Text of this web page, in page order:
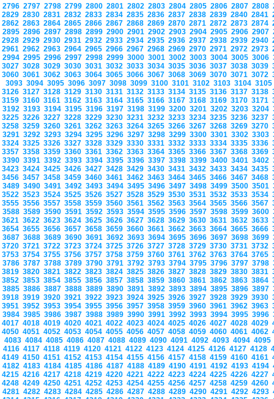
2796 2797 2798 2799 2800 2801 2802 2803 2804 2805 2806 2807 2808
2829 2830 2831 2832 2833 2834 2835 2836 2837 2838 2839 2840 2841
2862 2863 2864 2865 2866 2867 2868 2869 2870 2871 2872 2873 2874
2895 2896 2897 2898 2899 2900 2901 2902 2903 2904 2905 2906 2907
2928 2929 2930 2931 2932 2933 2934 2935 2936 2937 2938 2939 2940
2961 2962 2963 2964 2965 2966 2967 2968 2969 2970 2971 2972 2973
2994 2995 2996 2997 2998 2999 3000 3001 3002 3003 3004 3005 3006
3027 3028 3029 3030 3031 3032 3033 3034 3035 3036 3037 3038 3039
3060 3061 3062 3063 3064 3065 3066 3067 3068 3069 3070 3071 3072
3093 3094 3095 3096 3097 3098 3099 3100 3101 3102 3103 3104
3126 3127 3128 3129 3130 3131 3132 3133 3134 3135 3136 3137 3138
3159 3160 3161 3162 3163 3164 3165 3166 3167 3168 3169 3170 3171
3192 3193 3194 3195 3196 3197 3198 3199 3200 3201 3202 3203 3204
3225 3226 3227 3228 3229 3230 3231 3232 3233 3234 3235 3236 3237
3258 3259 3260 3261 3262 3263 3264 3265 3266 3267 3268 3269 3270
3291 3292 3293 3294 3295 3296 3297 3298 3299 3300 3301 3302 3303
3324 3325 3326 3327 3328 3329 3330 3331 3332 3333 3334 3335 3336
3357 3358 3359 3360 3361 3362 3363 3364 3365 3366 3367 3368 3369
3390 3391 3392 3393 3394 3395 3396 3397 3398 3399 3400 3401 3402
3423 3424 3425 3426 3427 3428 3429 3430 3431 3432 3433 3434 3435
3456 3457 3458 3459 3460 3461 3462 3463 3464 3465 3466 3467 3468
3489 3490 3491 3492 3493 3494 3495 3496 3497 3498 3499 3500 3501
3522 3523 3524 3525 3526 3527 3528 3529 3530 3531 3532 3533 3534
3555 3556 3557 3558 3559 3560 3561 3562 3563 3564 3565 3566 3567
3588 3589 3590 3591 3592 3593 3594 3595 3596 3597 3598 3599 3600
3621 3622 3623 3624 3625 3626 3627 3628 3629 3630 3631 3632 3633
3654 3655 3656 3657 3658 3659 3660 3661 3662 3663 3664 3665 3666
3687 3688 3689 3690 3691 3692 3693 3694 3695 3696 3697 3698 3699
3720 3721 3722 3723 3724 3725 3726 3727 3728 3729 3730 3731 3732
3753 3754 3755 3756 3757 3758 3759 3760 3761 3762 3763 3764 3765
3786 3787 3788 3789 3790 3791 3792 3793 3794 3795 3796 3797 3798
3819 3820 3821 3822 3823 3824 3825 3826 3827 3828 3829 3830 3831
3852 3853 3854 3855 3856 3857 3858 3859 3860 3861 3862 3863 3864
3885 3886 3887 3888 3889 3890 3891 3892 3893 3894 3895 3896 3897
3918 3919 3920 3921 3922 3923 3924 3925 3926 3927 3928 3929 3930
3951 3952 3953 3954 3955 3956 3957 3958 3959 3960 3961 3962 3963
3984 3985 3986 3987 3988 3989 3990 3991 3992 3993 3994 3995 3996
4017 4018 4019 4020 4021 4022 4023 4024 4025 4026 4027 4028 4029
4050 4051 4052 4053 4054 4055 4056 4057 4058 4059 4060 4061 4062
4083 4084 4085 4086 4087 4088 4089 4090 4091 4092 4093 4094 4095
4116 4117 4118 4119 4120 4121 4122 4123 4124 4125 4126 4127 4128
4149 4150 4151 4152 4153 4154 4155 4156 4157 4158 4159 4160 4161
4182 4183 4184 4185 4186 4187 4188 4189 4190 4191 4192 4193 4194
4215 4216 4217 4218 4219 4220 4221 4222 4223 4224 4225 4226 4227
4248 4249 4250 4251 4252 4253 4254 4255 4256 4257 4258 4259 4260
4281 4282 4283 4284 4285 4286 4287 4288 4289 4290 4291 4292 4293